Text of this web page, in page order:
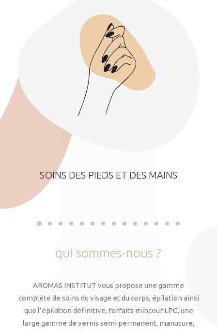
SOINS DES PIEDS ET DES MAINS
qui sommes-nous ?
AROMAS INSTITUT vous propose une gamme
complète de soins du visage et du corps, épilation ainsi
que l’épilation définitive, forfaits minceur LPG, une
large gamme de vernis semi permanent, manucure,